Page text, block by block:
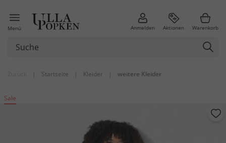
Menü Anmelden Aktionen Warenkorb
| Startseite | Kleider | weitere Kleider
Sale